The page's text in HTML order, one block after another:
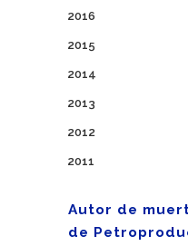
2016
2015
2014
2013
2012
2011
Autor de
de